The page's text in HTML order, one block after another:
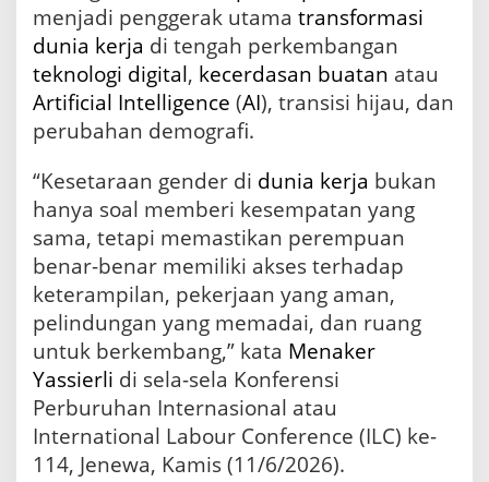
H
a
r
u
s
M
e
a
d
i
P
e
n
g
g
r
a
k
t
menjadi penggerak utama transformasi
dunia kerja di tengah perkembangan
teknologi digital, kecerdasan buatan atau
Artificial Intelligence (AI), transisi hijau, dan
perubahan demografi.
“Kesetaraan gender di dunia kerja bukan
hanya soal memberi kesempatan yang
sama, tetapi memastikan perempuan
benar-benar memiliki akses terhadap
keterampilan, pekerjaan yang aman,
pelindungan yang memadai, dan ruang
untuk berkembang,” kata Menaker
Yassierli di sela-sela Konferensi
Perburuhan Internasional atau
International Labour Conference (ILC) ke-
114, Jenewa, Kamis (11/6/2026).